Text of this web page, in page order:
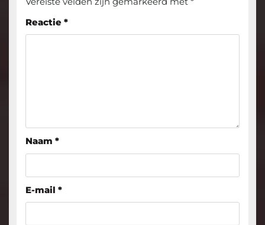
Reactie *
Naam *
E-mail *